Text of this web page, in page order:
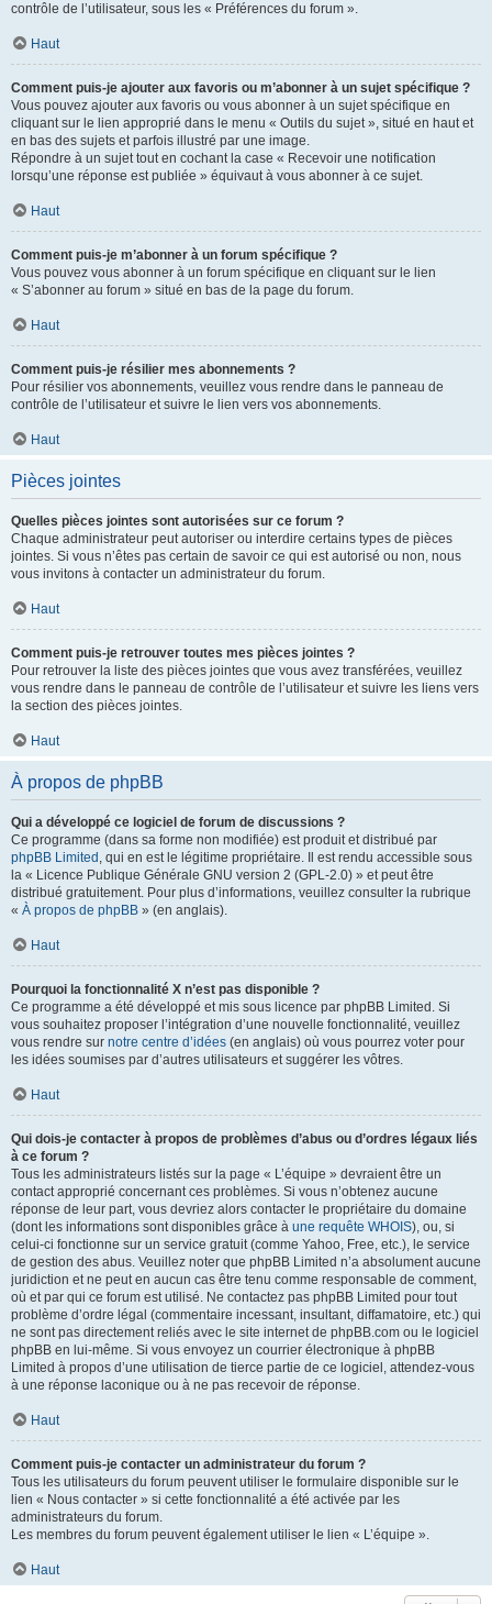
contrôle de l’utilisateur, sous les « Préférences du forum ».
Haut
Comment puis-je ajouter aux favoris ou m’abonner à un sujet spécifique ?
Vous pouvez ajouter aux favoris ou vous abonner à un sujet spécifique en
cliquant sur le lien approprié dans le menu « Outils du sujet », situé en haut et
en bas des sujets et parfois illustré par une image.
Répondre à un sujet tout en cochant la case « Recevoir une notification
lorsqu’une réponse est publiée » équivaut à vous abonner à ce sujet.
Haut
Comment puis-je m’abonner à un forum spécifique ?
Vous pouvez vous abonner à un forum spécifique en cliquant sur le lien
« S’abonner au forum » situé en bas de la page du forum.
Haut
Comment puis-je résilier mes abonnements ?
Pour résilier vos abonnements, veuillez vous rendre dans le panneau de
contrôle de l’utilisateur et suivre le lien vers vos abonnements.
Haut
Pièces jointes
Quelles pièces jointes sont autorisées sur ce forum ?
Chaque administrateur peut autoriser ou interdire certains types de pièces
jointes. Si vous n’êtes pas certain de savoir ce qui est autorisé ou non, nous
vous invitons à contacter un administrateur du forum.
Haut
Comment puis-je retrouver toutes mes pièces jointes ?
Pour retrouver la liste des pièces jointes que vous avez transférées, veuillez
vous rendre dans le panneau de contrôle de l’utilisateur et suivre les liens vers
la section des pièces jointes.
Haut
À propos de phpBB
Qui a développé ce logiciel de forum de discussions ?
Ce programme (dans sa forme non modifiée) est produit et distribué par
phpBB Limited , qui en est le légitime propriétaire. Il est rendu accessible sous
la « Licence Publique Générale GNU version 2 (GPL-2.0) » et peut être
distribué gratuitement. Pour plus d’informations, veuillez consulter la rubrique
« À propos de phpBB » (en anglais).
Haut
Pourquoi la fonctionnalité X n’est pas disponible ?
Ce programme a été développé et mis sous licence par phpBB Limited. Si
vous souhaitez proposer l’intégration d’une nouvelle fonctionnalité, veuillez
vous rendre sur notre centre d’idées (en anglais) où vous pourrez voter pour
les idées soumises par d’autres utilisateurs et suggérer les vôtres.
Haut
Qui dois-je contacter à propos de problèmes d’abus ou d’ordres légaux liés
à ce forum ?
Tous les administrateurs listés sur la page « L’équipe » devraient être un
contact approprié concernant ces problèmes. Si vous n’obtenez aucune
réponse de leur part, vous devriez alors contacter le propriétaire du domaine
(dont les informations sont disponibles grâce à une requête WHOIS), ou, si
celui-ci fonctionne sur un service gratuit (comme Yahoo, Free, etc.), le service
de gestion des abus. Veuillez noter que phpBB Limited n’a absolument aucune
juridiction et ne peut en aucun cas être tenu comme responsable de comment,
où et par qui ce forum est utilisé. Ne contactez pas phpBB Limited pour tout
problème d’ordre légal (commentaire incessant, insultant, diffamatoire, etc.) qui
ne sont pas directement reliés avec le site internet de phpBB.com ou le logiciel
phpBB en lui-même. Si vous envoyez un courrier électronique à phpBB
Limited à propos d’une utilisation de tierce partie de ce logiciel, attendez-vous
à une réponse laconique ou à ne pas recevoir de réponse.
Haut
Comment puis-je contacter un administrateur du forum ?
Tous les utilisateurs du forum peuvent utiliser le formulaire disponible sur le
lien « Nous contacter » si cette fonctionnalité a été activée par les
administrateurs du forum.
Les membres du forum peuvent également utiliser le lien « L’équipe ».
Haut